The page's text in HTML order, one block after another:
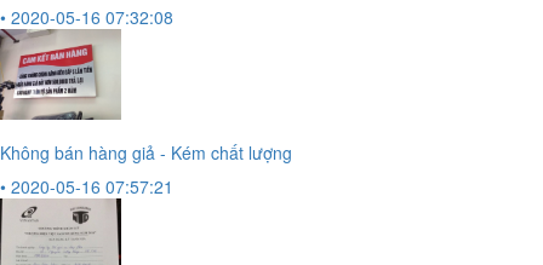
• 2020-05-16 07:32:08
Không bán hàng giả - Kém chất lượng
• 2020-05-16 07:57:21